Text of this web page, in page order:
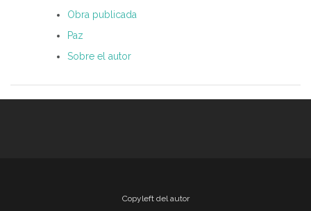
Obra publicada
Paz
Sobre el autor
Copyleft del autor